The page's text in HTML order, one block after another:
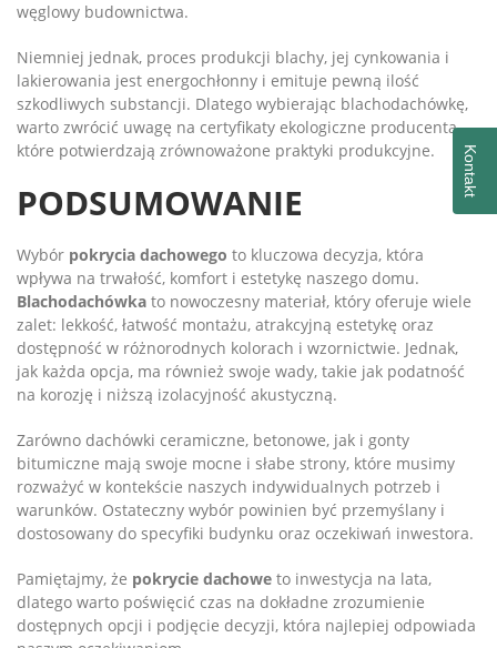
węglowy budownictwa.
Niemniej jednak, proces produkcji blachy, jej cynkowania i
lakierowania jest energochłonny i emituje pewną ilość
szkodliwych substancji. Dlatego wybierając blachodachówkę,
warto zwrócić uwagę na certyfikaty ekologiczne producenta,
które potwierdzają zrównoważone praktyki produkcyjne.
PODSUMOWANIE
Wybór pokrycia dachowego to kluczowa decyzja, która
wpływa na trwałość, komfort i estetykę naszego domu.
Blachodachówka to nowoczesny materiał, który oferuje wiele
zalet: lekkość, łatwość montażu, atrakcyjną estetykę oraz
dostępność w różnorodnych kolorach i wzornictwie. Jednak,
jak każda opcja, ma również swoje wady, takie jak podatność
na korozję i niższą izolacyjność akustyczną.
Zarówno dachówki ceramiczne, betonowe, jak i gonty
bitumiczne mają swoje mocne i słabe strony, które musimy
rozważyć w kontekście naszych indywidualnych potrzeb i
warunków. Ostateczny wybór powinien być przemyślany i
dostosowany do specyfiki budynku oraz oczekiwań inwestora.
Pamiętajmy, że pokrycie dachowe to inwestycja na lata,
dlatego warto poświęcić czas na dokładne zrozumienie
dostępnych opcji i podjęcie decyzji, która najlepiej odpowiada
Kontakt